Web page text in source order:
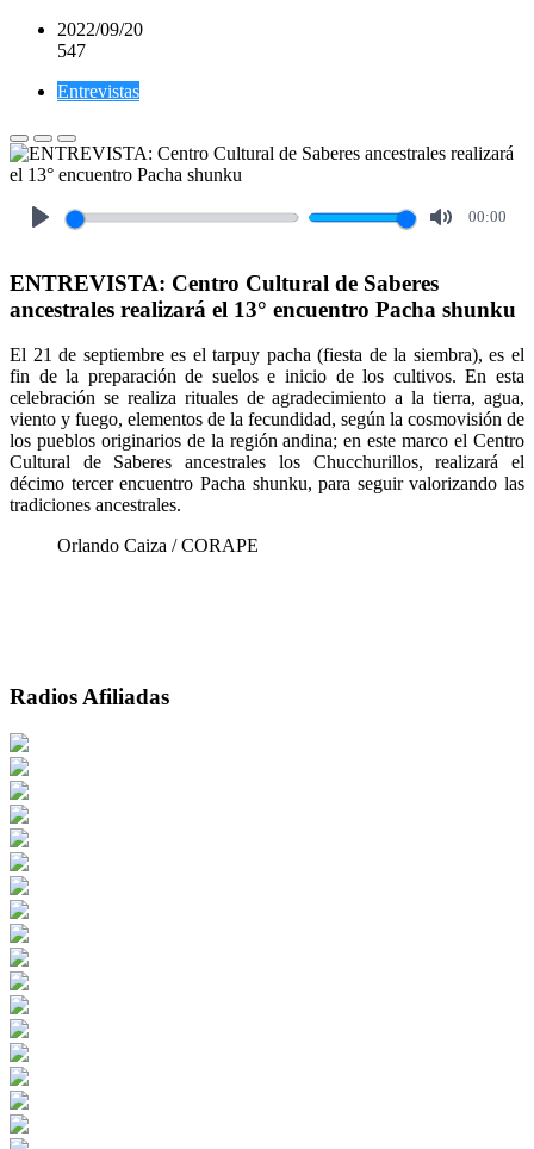
2022/09/20
547
Entrevistas
00:00
ENTREVISTA: Centro Cultural de Saberes
ancestrales realizará el 13° encuentro Pacha shunku
El 21 de septiembre es el tarpuy pacha (fiesta de la siembra), es el
fin de la preparación de suelos e inicio de los cultivos. En esta
celebración se realiza rituales de agradecimiento a la tierra, agua,
viento y fuego, elementos de la fecundidad, según la cosmovisión de
los pueblos originarios de la región andina; en este marco el Centro
Cultural de Saberes ancestrales los Chucchurillos, realizará el
décimo tercer encuentro Pacha shunku, para seguir valorizando las
tradiciones ancestrales.
Orlando Caiza / CORAPE
Radios Afiliadas